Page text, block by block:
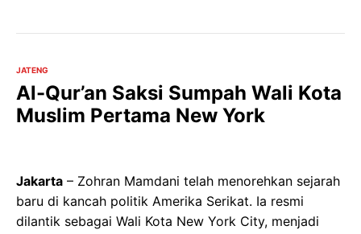
JATENG
Al-Qur’an Saksi Sumpah Wali Kota
Muslim Pertama New York
Jakarta – Zohran Mamdani telah menorehkan sejarah
baru di kancah politik Amerika Serikat. Ia resmi
dilantik sebagai Wali Kota New York City, menjadi